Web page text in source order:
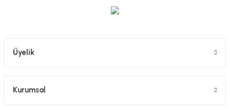
Üyelik
Kurumsal